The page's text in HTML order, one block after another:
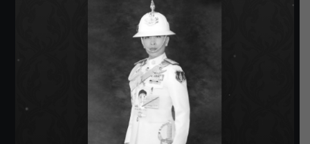
SIAMRATH VARIETY
THE BEST ENTERTAINMENT